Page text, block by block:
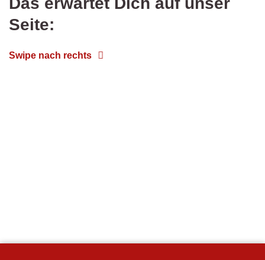
Seite:
Swipe nach rechts